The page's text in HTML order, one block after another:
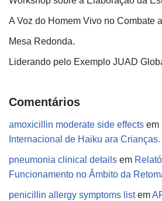
A Voz do Homem Vivo no Combate
Mesa Redonda.
Liderando pelo Exemplo JUAD
Comentários
amoxicillin moderate side effects em
Internacional de Haiku ara Crianças.
pneumonia clinical details em
Funcionamento no Âmbito da
penicillin allergy symptoms listem